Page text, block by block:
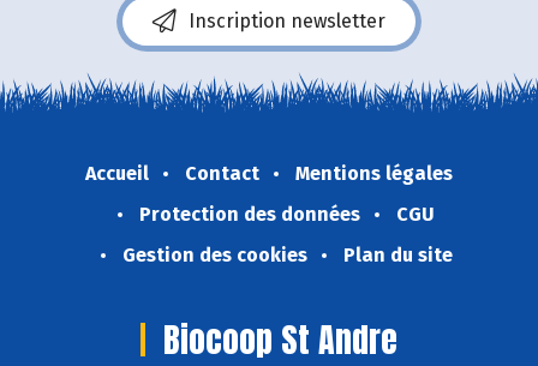
Inscription newsletter
Accueil Contact
Mentions légales
Protection des données
CGU
Gestion des cookies
Plan du site
Biocoop St Andre